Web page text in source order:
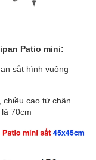
Patio mini:
sắt hình vuông
cao từ chân
70cm